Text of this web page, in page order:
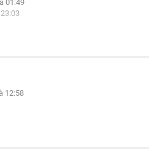
01:49
12:58